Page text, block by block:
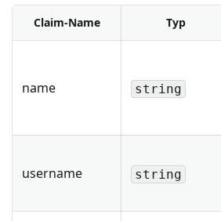
Claim-Name Typ
name string
username string